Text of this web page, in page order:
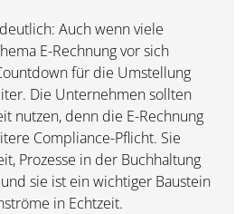
Auch wenn viele
E-Rechnung vor sich
für die Umstellung
Die Unternehmen sollten
nutzen, denn die E-Rechnung
Compliance-Pflicht. Sie
Prozesse in der Buchhaltung
sie ist ein wichtiger Baustein
in Echtzeit.